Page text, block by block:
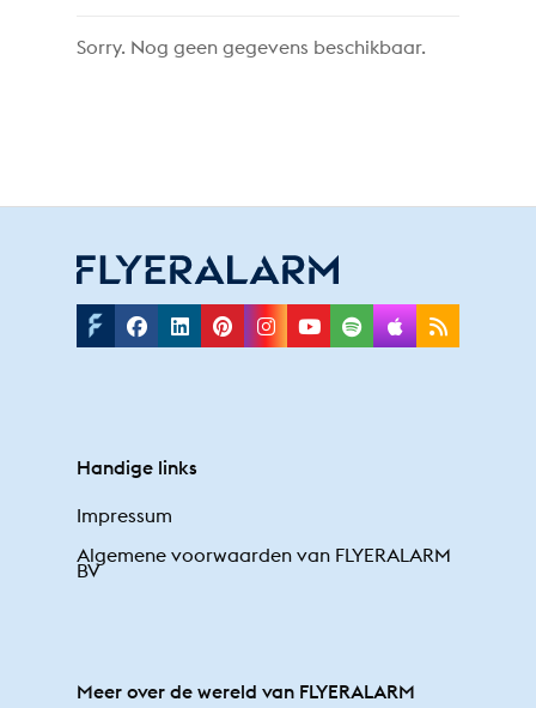
Sorry. Nog geen gegevens beschikbaar.
Facebook
Linkedin
Pinterest
Instagram
Youtube
SpotifyRss
Handige links
Impressum
Algemene voorwaarden van FLYERALARM
BV
Meer over de wereld van FLYERALARM